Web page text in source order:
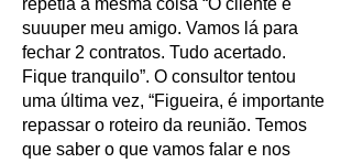
repetia a mesma coisa “O cliente é
suuuper meu amigo. Vamos lá para
fechar 2 contratos. Tudo acertado.
Fique tranquilo”. O consultor tentou
uma última vez, “Figueira, é importante
repassar o roteiro da reunião. Temos
que saber o que vamos falar e nos